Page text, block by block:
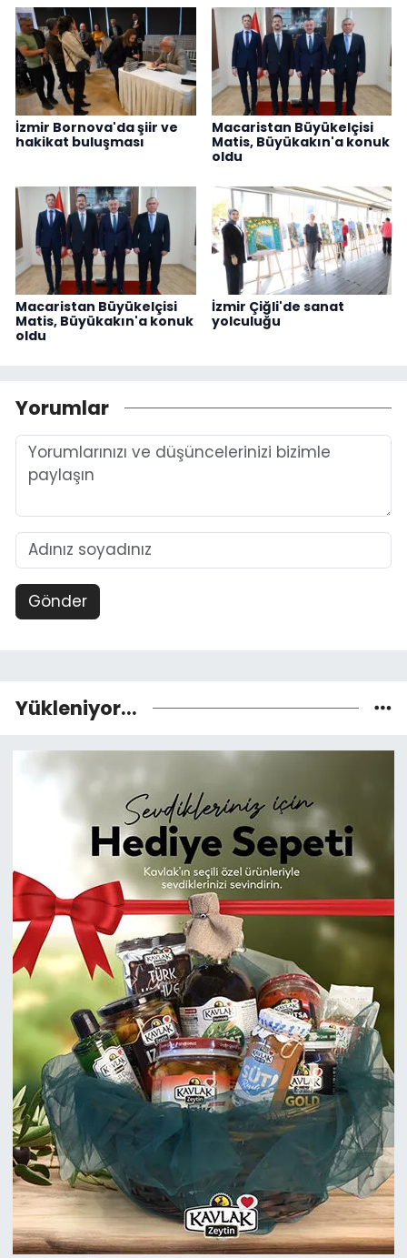
İzmir Bornova'da şiir ve
hakikat buluşması
Macaristan Büyükelçisi
Matis, Büyükakın'a konuk
oldu
Macaristan Büyükelçisi
Matis, Büyükakın'a konuk
oldu
İzmir Çiğli'de sanat
yolculuğu
Yorumlar
Gönder
Yükleniyor...